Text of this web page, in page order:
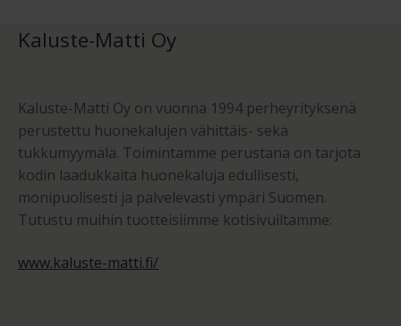
Kaluste-Matti Oy
Kaluste-Matti Oy on vuonna 1994 perheyrityksenä
perustettu huonekalujen vähittäis- sekä
tukkumyymälä. Toimintamme perustana on tarjota
kodin laadukkaita huonekaluja edullisesti,
monipuolisesti ja palvelevasti ympäri Suomen.
Tutustu muihin tuotteisiimme kotisivuiltamme:
www.kaluste-matti.fi/